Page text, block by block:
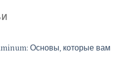
Основы, которые вам